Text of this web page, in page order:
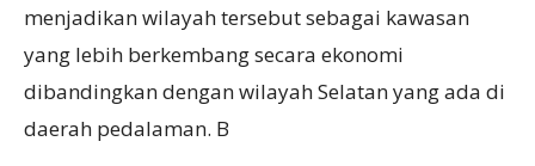
menjadikan wilayah tersebut sebagai kawasan
yang lebih berkembang secara ekonomi
dibandingkan dengan wilayah Selatan yang ada di
daerah pedalaman. B